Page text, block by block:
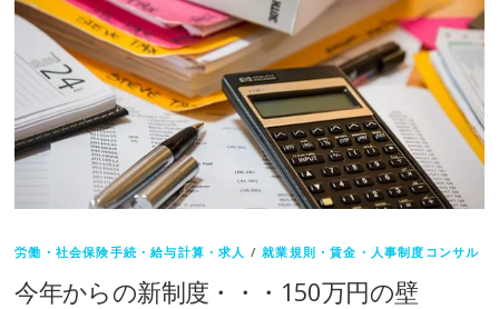
労働・社会保険手続・給与計算・求人 /就業規則・賃金・人事制度コンサル
今年からの新制度・・・150万円の壁